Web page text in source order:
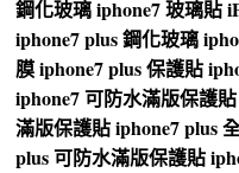
鋼化玻璃iphone7 玻璃貼
iphone7 plus 鋼化玻璃
膜iphone7 plus 保護貼
iphone7 可防水滿版保護貼
滿版保護貼iphone7 plus
plus 可防水滿版保護貼